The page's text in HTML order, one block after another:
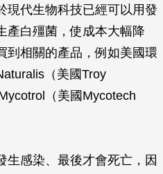
現代生物科技已經可以用發
產白殭菌，使成本大幅降
到相關的產品，例如美國環
（美國Troy
（美國Mycotech
生感染、最後才會死亡，因